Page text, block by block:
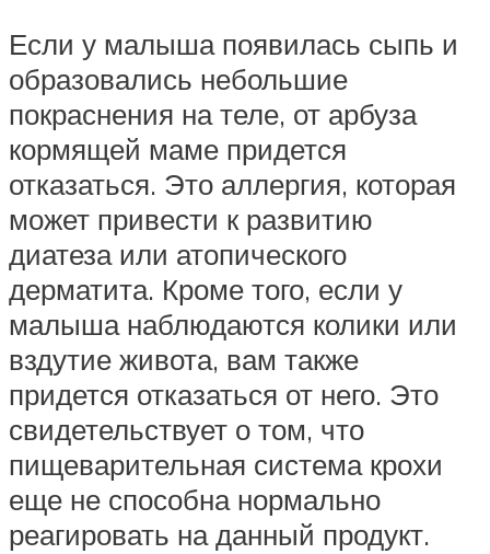
Если у малыша появилась сыпь и
образовались небольшие
покраснения на теле, от арбуза
кормящей маме придется
отказаться. Это аллергия, которая
может привести к развитию
диатеза или атопического
дерматита. Кроме того, если у
малыша наблюдаются колики или
вздутие живота, вам также
придется отказаться от него. Это
свидетельствует о том, что
пищеварительная система крохи
еще не способна нормально
реагировать на данный продукт.